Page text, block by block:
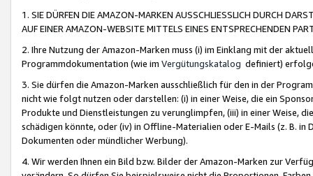
1. SIE DÜRFEN DIE AMAZON-MARKEN AUSSCHLIESSLICH DURCH
AUF EINER AMAZON-WEBSITE MITTELS EINES ENTSPRECHENDEN
2. Ihre Nutzung der Amazon-Marken muss (i) im Einklang mit der
Programmdokumentation (wie im Vergütungskatalog definiert)
3. Sie dürfen die Amazon-Marken ausschließlich für den in der
nicht wie folgt nutzen oder darstellen: (i) in einer Weise, die ein
Produkte und Dienstleistungen zu verunglimpfen, (iii) in einer Weise,
schädigen könnte, oder (iv) in Offline-Materialien oder E-Mails (z. B. in
Dokumenten oder mündlicher Werbung).
4. Wir werden Ihnen ein Bild bzw. Bilder der Amazon-Marken zur